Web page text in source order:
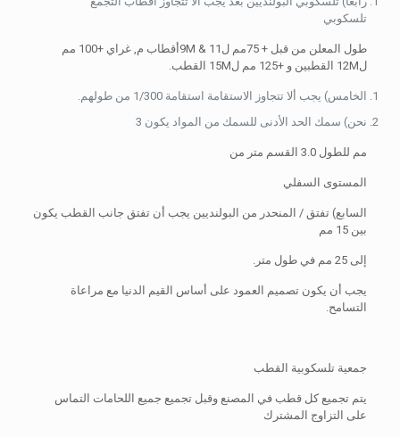
تلسكوبي
طول المعلن من قبل + 75مم ل9M & 11أقطاب م, غراي +100 مم
ل12M القطبين و +125 مم ل15M القطب.
الخامس) يجب ألا تتجاوز الاستقامة استقامة 1/300 من طولهم.
نحن) سمك الحد الأدنى للسمك من المواد يكون 3
مم للطول 3.0 القسم متر من
المستوى السفلي
السابع) تفتق / المنحدر من البولنديين يجب أن تفتق جانب القطب يكون
بين 15 مم
إلى 25 مم في طول متر.
يجب أن يكون تصميم العمود على أساس القيم الدنيا مع مراعاة
التسامح.
جمعية تلسكوبية القطب
يتم تجميع كل قطب في المصنع وقبل تجميع جميع اللحامات التماس
على التزاوج المشترك